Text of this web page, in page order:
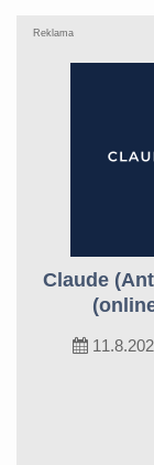
Reklama
Claude